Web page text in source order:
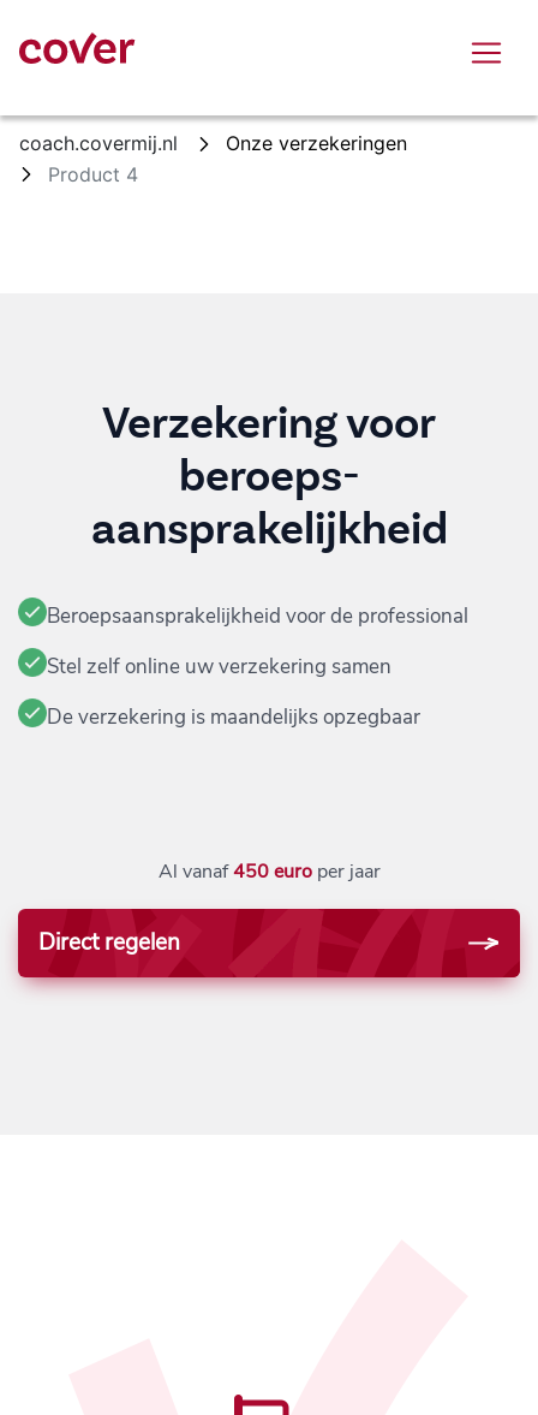
coach.covermij.nl
Onze verzekeringen
Product 4
Verzekering voor
beroeps-
aansprakelijkheid
Beroepsaansprakelijkheid voor de professional
Stel zelf online uw verzekering samen
De verzekering is maandelijks opzegbaar
Al vanaf 450 euro per jaar
Direct regelen